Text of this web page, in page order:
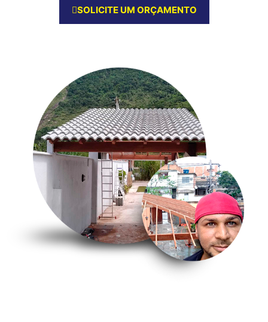
SOLICITE UM ORÇAMENTO